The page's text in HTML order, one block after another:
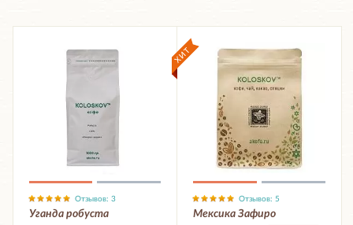
Отзывов: 3
Уганда робуста
Отзывов: 5
Мексика Зафиро